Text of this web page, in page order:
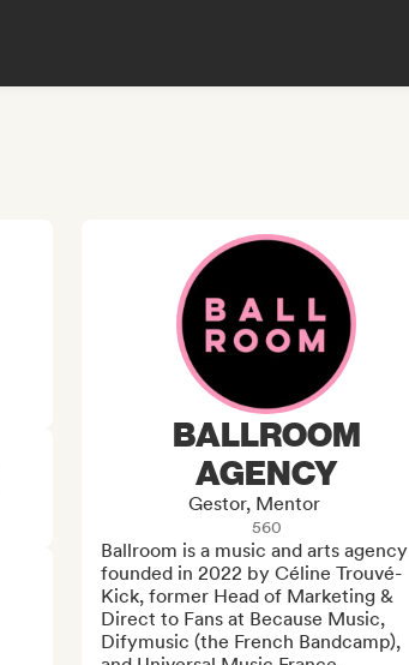
BALLROOM
AGENCY
Gestor, Mentor
560
Ballroom is a music and arts agency
founded in 2022 by Céline Trouvé-
Kick, former Head of Marketing &
Direct to Fans at Because Music,
Difymusic (the French Bandcamp),